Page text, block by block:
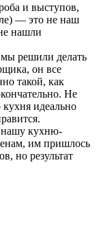
и выступов,
— это не наш
нашли
решили делать
он все
такой, как
Не
идеально
нашу кухню-
им пришлось
но результат